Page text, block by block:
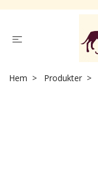
Hem Produkter